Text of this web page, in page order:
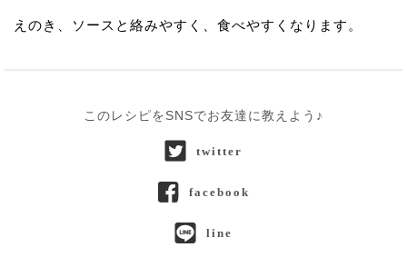
えのき、ソースと絡みやすく、食べやすくなります。
このレシピをSNSでお友達に教えよう♪
twitter
facebook
line